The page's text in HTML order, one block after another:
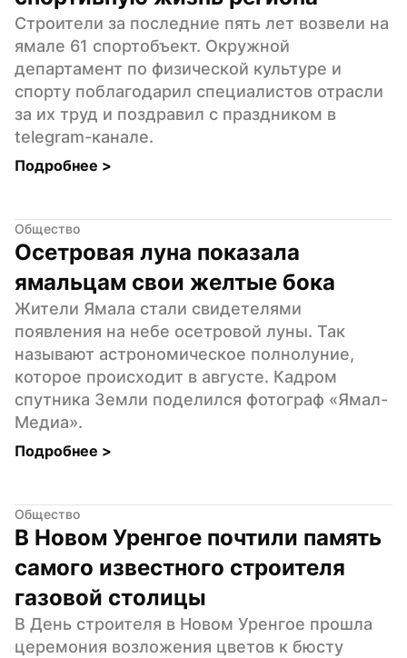
Строители за последние пять лет возвели на
ямале 61 спортобъект. Окружной
департамент по физической культуре и
спорту поблагодарил специалистов отрасли
за их труд и поздравил с праздником в
telegram-канале.
Подробнее >
Общество
Осетровая луна показала
ямальцам свои желтые бока
Жители Ямала стали свидетелями
появления на небе осетровой луны. Так
называют астрономическое полнолуние,
которое происходит в августе. Кадром
спутника Земли поделился фотограф «Ямал-
Медиа».
Подробнее >
Общество
В Новом Уренгое почтили память
самого известного строителя
газовой столицы
В День строителя в Новом Уренгое прошла
церемония возложения цветов к бюсту